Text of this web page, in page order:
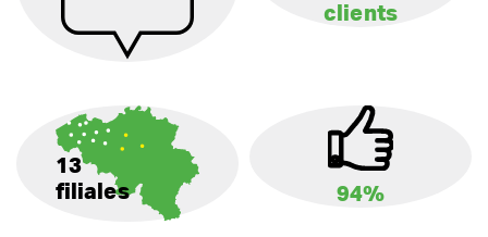
clients
13
filiales
94%